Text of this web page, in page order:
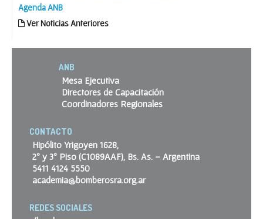
Agenda ANB
Ver Noticias Anteriores
ANB
Mesa Ejecutiva
Directores de Capacitación
Coordinadores Regionales
CONTACTO
Hipólito Yrigoyen 1628,
2º y 3º Piso (C1089AAF), Bs. As. – Argentina
5411 4124 5550
academia@bomberosra.org.ar
REDES SOCIALES